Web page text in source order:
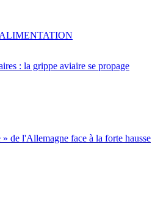
: la grippe aviaire se propage
de l'Allemagne face à la forte hausse